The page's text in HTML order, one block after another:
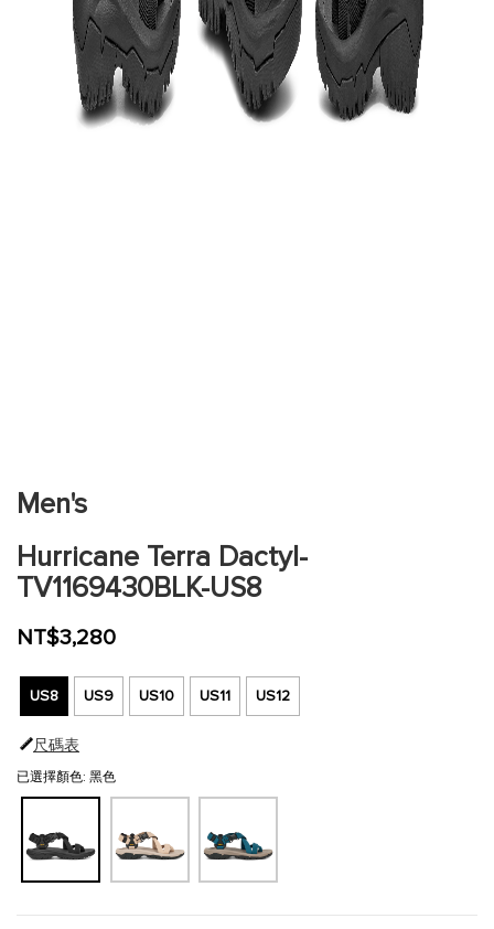
庫
開
頭
Men's
Hurricane Terra Dactyl-
TV1169430BLK-US8
NT$3,280
已選擇顏色: 黑色
US8 US9 US10 US11 US12
尺碼表